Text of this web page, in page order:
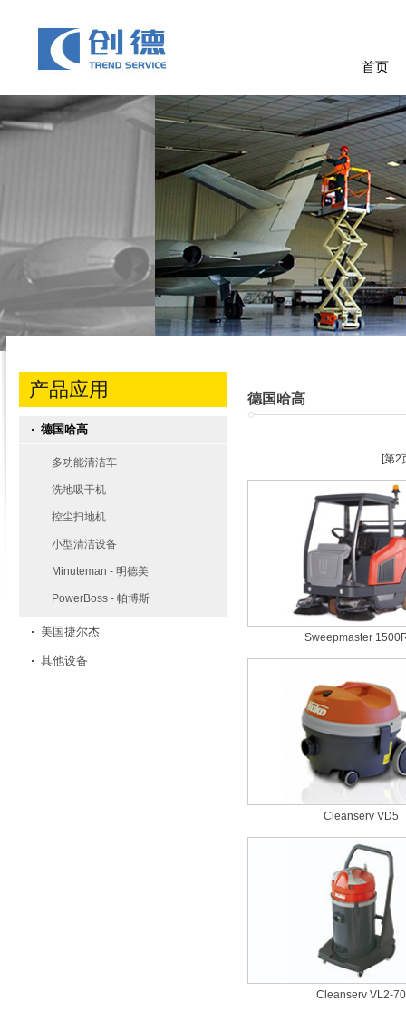
首页
产品应用
德国哈高
多功能清洁车
洗地吸干机
控尘扫地机
小型清洁设备
Minuteman - 明德美
PowerBoss - 帕博斯
美国捷尔杰
其他设备
德国哈高
[第
Sweepmaster
Cleanserv VD5
Cleanserv VL2-70